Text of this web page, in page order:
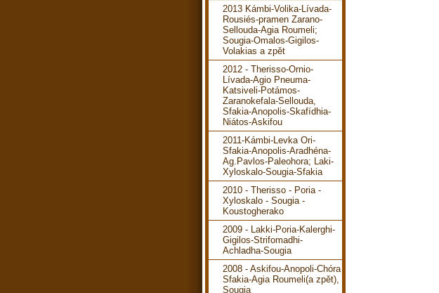
2013 Kámbi-Volika-Lívada-
Rousiés-pramen Zarano-
Sellouda-Agia Roumeli;
Sougia-Omalos-Gigilos-
Volakias a zpět
2012 - Therisso-Ornio-
Lívada-Agio Pneuma-
Katsiveli-Potámos-
Zaranokefala-Sellouda,
Sfakia-Anopolis-Skafídhia-
Niátos-Askifou
2011-Kámbi-Levka Ori-
Sfakia-Anopolis-Aradhéna-
Ag.Pavlos-Paleohora; Laki-
Xyloskalo-Sougia-Sfakia
2010 - Therisso - Poria -
Xyloskalo - Sougia -
Koustogherako
2009 - Lakki-Poria-Kalerghi-
Gigilos-Strifomadhi-
Achladha-Sougia
2008 - Askifou-Anopoli-Chóra
Sfakia-Agia Roumeli(a zpět),
Sougia